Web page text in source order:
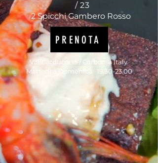
/ 23
2 Spicchi Gambero Rosso
PRENOTA
Via Carducci 15 / Carbonia Italy
Martedì a Domenica 19.30-23.00